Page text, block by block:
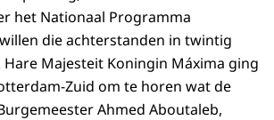
het Nationaal Programma
die achterstanden in twintig
Majesteit Koningin Máxima ging
Zuid om te horen wat de
Ahmed Aboutaleb,